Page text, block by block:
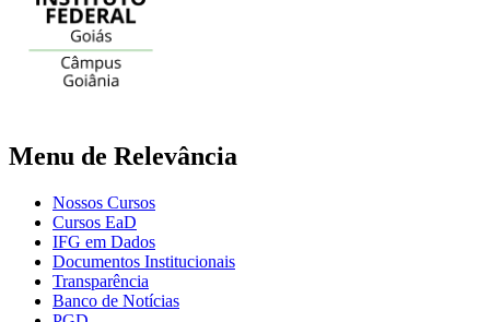
Menu de Relevância
Nossos Cursos
Cursos EaD
IFG em Dados
Documentos Institucionais
Transparência
Banco de Notícias